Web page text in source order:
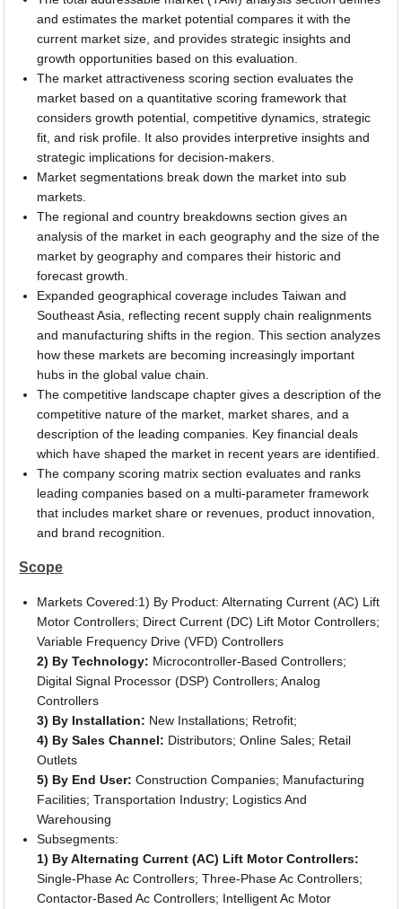
and estimates the market potential compares it with the
current market size, and provides strategic insights and
growth opportunities based on this evaluation.
The market attractiveness scoring section evaluates the
market based on a quantitative scoring framework that
considers growth potential, competitive dynamics, strategic
fit, and risk profile. It also provides interpretive insights and
strategic implications for decision-makers.
Market segmentations break down the market into sub
markets.
The regional and country breakdowns section gives an
analysis of the market in each geography and the size of the
market by geography and compares their historic and
forecast growth.
Expanded geographical coverage includes Taiwan and
Southeast Asia, reflecting recent supply chain realignments
and manufacturing shifts in the region. This section analyzes
how these markets are becoming increasingly important
hubs in the global value chain.
The competitive landscape chapter gives a description of the
competitive nature of the market, market shares, and a
description of the leading companies. Key financial deals
which have shaped the market in recent years are identified.
The company scoring matrix section evaluates and ranks
leading companies based on a multi-parameter framework
that includes market share or revenues, product innovation,
and brand recognition.
Scope
Markets Covered:1) By Product: Alternating Current (AC) Lift
Motor Controllers; Direct Current (DC) Lift Motor Controllers;
Variable Frequency Drive (VFD) Controllers
2) By Technology: Microcontroller-Based Controllers;
Digital Signal Processor (DSP) Controllers; Analog
Controllers
3) By Installation: New Installations; Retrofit;
4) By Sales Channel: Distributors; Online Sales; Retail
Outlets
5) By End User: Construction Companies; Manufacturing
Facilities; Transportation Industry; Logistics And
Warehousing
Subsegments:
1) By Alternating Current (AC) Lift Motor Controllers:
Single-Phase Ac Controllers; Three-Phase Ac Controllers;
Contactor-Based Ac Controllers; Intelligent Ac Motor